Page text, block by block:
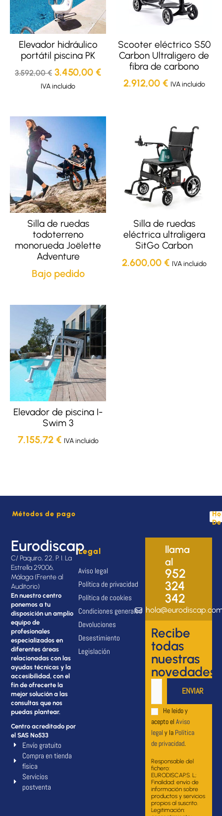
Elevador hidráulico
portátil piscina PK
3.592,00€ 3.450,00 €
IVA incluido
Scooter eléctrico S50
Carbon Ultraligero de
fibra de carbono
2.912,00 € IVA incluido
Silla de ruedas
todoterreno
monorueda Joëlette
Adventure
Bajo pedido
Silla de ruedas
eléctrica ultraligera
SitGo Carbon
2.600,00 € IVA incluido
Elevador de piscina I-
Swim 3
7.155,72 € IVA incluido
Métodos de pago
Eurodiscap
C/ Paquiro, 22, P. I. La
Estrella 29006,
Málaga (Frente al
Auditorio)
En nuestro centro
ponemos a tu
disposición un amplio
equipo de
profesionales
especializados en
diferentes áreas
relacionadas con las
ayudas técnicas y la
accesibilidad, con el
fin de ofrecerte la
mejor solución a las
consultas que nos
puedas plantear.
Centro acreditado por
el SAS Nº533
Envío gratuito
Compra en tienda
física
Servicios
postventa
Legal
Aviso legal
Política de privacidad
Política de cookies
Condiciones generales
Devoluciones
Desestimiento
Legislación
llama
al
952
324
342
Recibe
todas
nuestras
novedades
He leido y
acepto el Aviso
legal y la Política
de privacidad.
Responsable del
fichero:
EURODISCAP.S. L;
Finalidad: envío de
información sobre
productos y servicios
propios al suscrito.
Legitimación: